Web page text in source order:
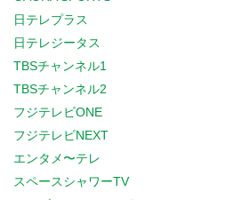
日テレプラス
日テレジータス
TBSチャンネル1
TBSチャンネル2
フジテレビONE
フジテレビNEXT
エンタメ〜テレ
スペースシャワーTV